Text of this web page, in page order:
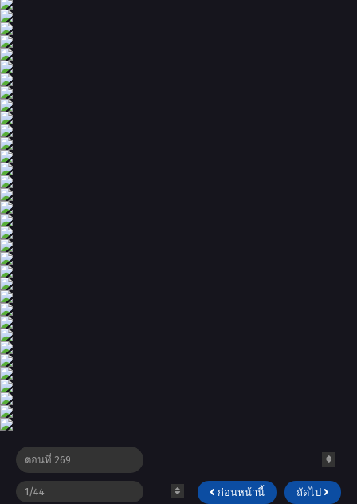
ก่อนหน้านี้ ถัดไป